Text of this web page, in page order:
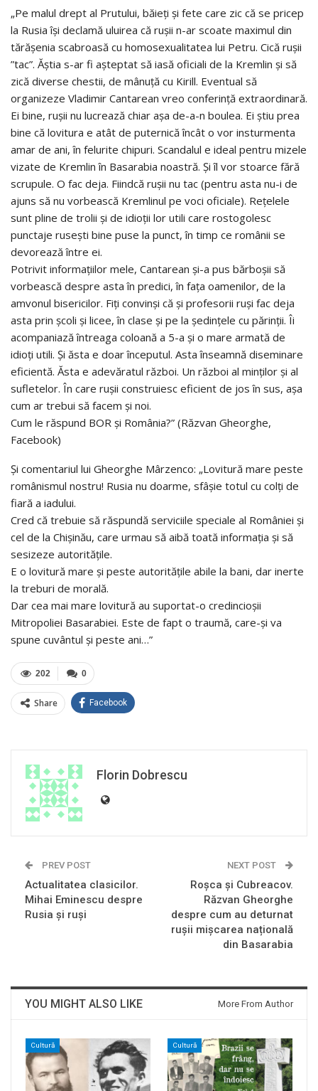
„Pe malul drept al Prutului, băieți și fete care zic că se pricep
la Rusia își declamă uluirea că rușii n-ar scoate maximul din
tărășenia scabroasă cu homosexualitatea lui Petru. Cică rușii
”tac”. Ăștia s-ar fi așteptat să iasă oficiali de la Kremlin și să
zică diverse chestii, de mânuță cu Kirill. Eventual să
organizeze Vladimir Cantarean vreo conferință extraordinară.
Ei bine, rușii nu lucrează chiar așa de-a-n boulea. Ei știu prea
bine că lovitura e atât de puternică încât o vor insturmenta
amar de ani, în felurite chipuri. Scandalul e ideal pentru mizele
vizate de Kremlin în Basarabia noastră. Și îl vor stoarce fără
scrupule. O fac deja. Fiindcă rușii nu tac (pentru asta nu-i de
ajuns să nu vorbească Kremlinul pe voci oficiale). Rețelele
sunt pline de trolii și de idioții lor utili care rostogolesc
punctaje rusești bine puse la punct, în timp ce românii se
devorează între ei.
Potrivit informațiilor mele, Cantarean și-a pus bărboșii să
vorbească despre asta în predici, în fața oamenilor, de la
amvonul bisericilor. Fiți convinși că și profesorii ruși fac deja
asta prin școli și licee, în clase și pe la ședințele cu părinții. Îi
acompaniază întreaga coloană a 5-a și o mare armată de
idioți utili. Și ăsta e doar începutul. Asta înseamnă diseminare
eficientă. Ăsta e adevăratul război. Un război al minților și al
sufletelor. În care rușii construiesc eficient de jos în sus, așa
cum ar trebui să facem și noi.
Cum le răspund BOR și România?” (Răzvan Gheorghe,
Facebook)
Și comentariul lui Gheorghe Mârzenco: „Lovitură mare peste
românismul nostru! Rusia nu doarme, sfâșie totul cu colți de
fiară a iadului.
Cred că trebuie să răspundă serviciile speciale al României și
cel de la Chișinău, care urmau să aibă toată informația și să
sesizeze autoritățile.
E o lovitură mare și peste autoritățile abile la bani, dar inerte
la treburi de morală.
Dar cea mai mare lovitură au suportat-o credincioșii
Mitropoliei Basarabiei. Este de fapt o traumă, care-și va
spune cuvântul și peste ani…”
0
202
Share Facebook
Florin Dobrescu
PREV POST
Actualitatea clasicilor.
Mihai Eminescu despre
Rusia și ruși
NEXT POST
Roșca și Cubreacov.
Răzvan Gheorghe
despre cum au deturnat
rușii mișcarea națională
din Basarabia
YOU MIGHT ALSO LIKE More From Author
Cultură Cultură